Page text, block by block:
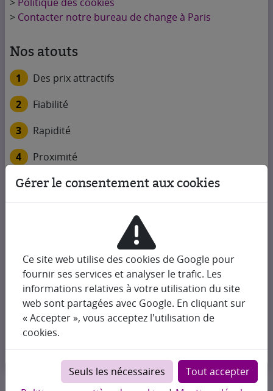
> Contacter notre bureau de change à Paris
Nos atouts
1
Des prix attractifs
2
Fiabilité
3
Rapidité
4
Proximité
Nous contacter
contact@yes-change.com
Change et Collection
1, rue Rouget de Lisle
75001 Paris
Nos heures d'ouverture
Plan d'accès
Gérer le consentement aux cookies
Ce site web utilise des cookies de Google pour
fournir ses services et analyser le trafic. Les
informations relatives à votre utilisation du site
web sont partagées avec Google. En cliquant sur
« Accepter », vous acceptez l'utilisation de
cookies.
Seuls les nécessaires
Tout accepter